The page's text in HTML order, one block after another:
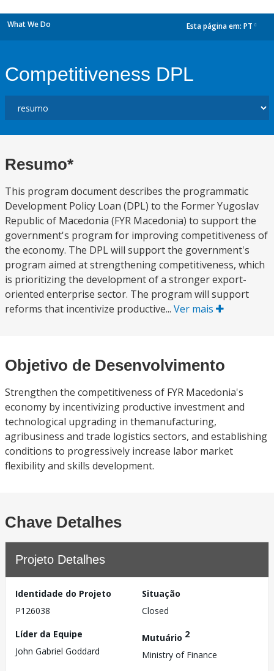
What We Do Esta página em: PT
Competitiveness DPL
Resumo*
This program document describes the programmatic
Development Policy Loan (DPL) to the Former Yugoslav
Republic of Macedonia (FYR Macedonia) to support the
government's program for improving competitiveness of
the economy. The DPL will support the government's
program aimed at strengthening competitiveness, which
is prioritizing the development of a stronger export-
oriented enterprise sector. The program will support
reforms that incentivize productive... Ver mais
Objetivo de Desenvolvimento
Strengthen the competitiveness of FYR Macedonia's
economy by incentivizing productive investment and
technological upgrading in themanufacturing,
agribusiness and trade logistics sectors, and establishing
conditions to progressively increase labor market
flexibility and skills development.
Chave Detalhes
Projeto Detalhes
Identidade do Projeto
P126038
Situação
Closed
Líder da Equipe
John Gabriel Goddard
Mutuário 2
Ministry of Finance